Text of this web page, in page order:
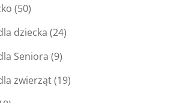
(50)
dziecka (24)
Seniora (9)
zwierząt(19)